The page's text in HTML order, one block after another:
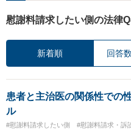
慰謝料請求したい側の法律
新着順 回答
患者と主治医の関係性での
ル
#慰謝料請求したい側 #慰謝料請求・訴